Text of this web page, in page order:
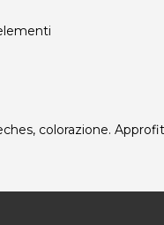
colorazione.